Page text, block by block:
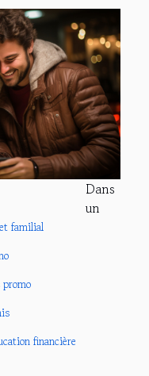
familial
promo
financière
Dans
un